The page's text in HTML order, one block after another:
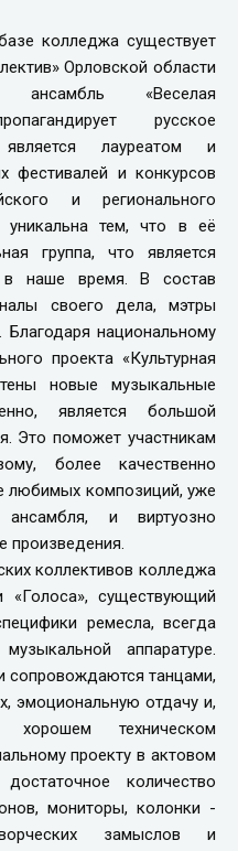
колледжа существует
Орловской области
ансамбль «Веселая
русское
является лауреатом и
фестивалей и конкурсов
и регионального
уникальна тем, что в её
группа, что является
наше время. В состав
своего дела, мэтры
Благодаря национальному
проекта «Культурная
новые музыкальные
является большой
Это поможет участникам
более качественно
любимых композиций, уже
и виртуозно
произведения.
коллективов колледжа
«Голоса», существующий
ремесла, всегда
аппаратуре.
сопровождаются танцами,
эмоциональную отдачу и,
техническом
проекту в актовом
количество
мониторы, колонки -
замыслов и